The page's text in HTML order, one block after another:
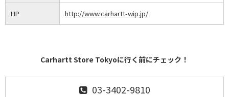
HP http://www.carhartt-wip.jp/
Carhartt Store Tokyoに行く前にチェック！
03-3402-9810